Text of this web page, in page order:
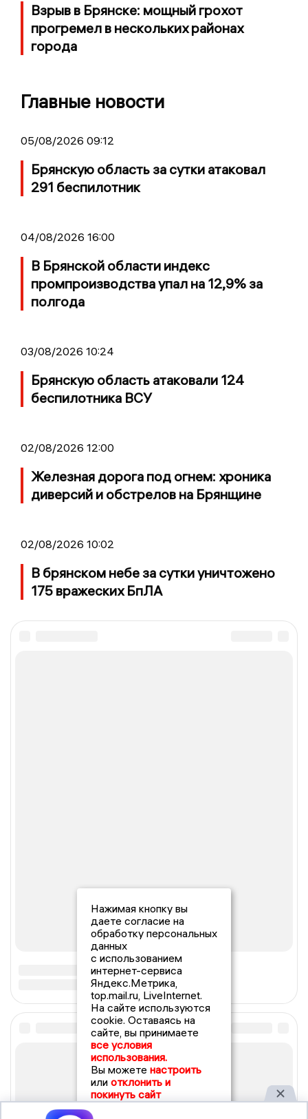
Взрыв в Брянске: мощный грохот
прогремел в нескольких районах
города
Главные новости
05/08/2026 09:12
Брянскую область за сутки атаковал
291 беспилотник
04/08/2026 16:00
В Брянской области индекс
промпроизводства упал на 12,9% за
полгода
03/08/2026 10:24
Брянскую область атаковали 124
беспилотника ВСУ
02/08/2026 12:00
Железная дорога под огнем: хроника
диверсий и обстрелов на Брянщине
02/08/2026 10:02
В брянском небе за сутки уничтожено
175 вражеских БпЛА
Нажимая кнопку вы
даете согласие на
обработку персональных
данных
с использованием
интернет-сервиса
Яндекс.Метрика,
top.mail.ru, LiveInternet.
На сайте используются
cookie. Оставаясь на
сайте, вы принимаете
все условия
использования.
Вы можете настроить
или отклонить и
покинуть сайт